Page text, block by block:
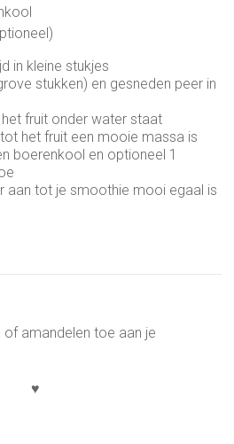
in kleine stukjes
stukken) en gesneden peer in
fruit onder water staat
het fruit een mooie massa is
boerenkool en optioneel 1
aan tot je smoothie mooi egaal is
amandelen toe aan je
♥